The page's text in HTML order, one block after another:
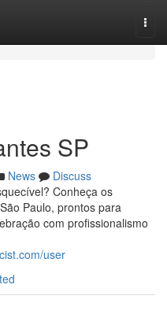
SP
News
Discuss
Conheça os
Paulo, prontos para
com profissionalismo
user